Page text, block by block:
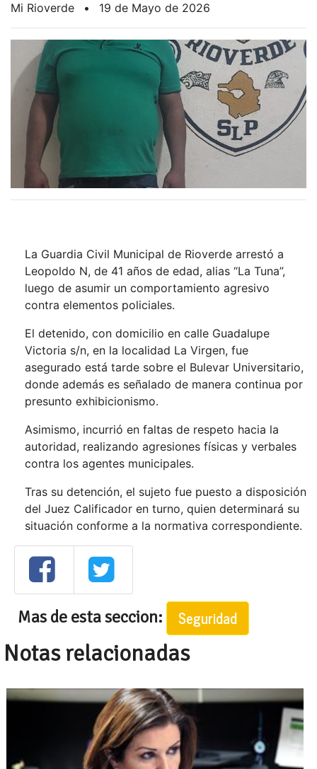
Mi Rioverde • 19 de Mayo de 2026
La Guardia Civil Municipal de Rioverde arrestó a
Leopoldo N, de 41 años de edad, alias “La Tuna”,
luego de asumir un comportamiento agresivo
contra elementos policiales.
El detenido, con domicilio en calle Guadalupe
Victoria s/n, en la localidad La Virgen, fue
asegurado está tarde sobre el Bulevar Universitario,
donde además es señalado de manera continua por
presunto exhibicionismo.
Asimismo, incurrió en faltas de respeto hacia la
autoridad, realizando agresiones físicas y verbales
contra los agentes municipales.
Tras su detención, el sujeto fue puesto a disposición
del Juez Calificador en turno, quien determinará su
situación conforme a la normativa correspondiente.
Mas de esta seccion: Seguridad
Notas relacionadas